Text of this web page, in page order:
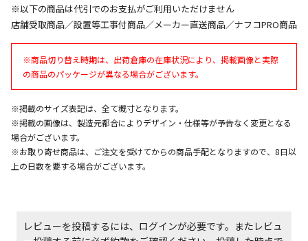
設置工事代金も含まれた商品です
決定となります。
お見積商品です。金額・施工日はお打ち合わせの上、
決定となります。
商品購入個数ごとに送料がかかる商品です
※以下の商品は代引でのお支払がご利用いただけません
店舗受取商品／設置等工事付商品／メーカー直送商品／ナフコPRO商品
※商品切り替え時期は、出荷倉庫の在庫状況により、掲載画像と実際
の商品のパッケージが異なる場合がございます。
※掲載のサイズ表記は、全て概寸となります。
※掲載の画像は、製造元都合によりデザイン・仕様等が予告なく変更となる
場合がございます。
※お取り寄せ商品は、ご注文を受けてからの商品手配となりますので、8日以
上の日数を要する場合がございます。
レビューを投稿するには、ログインが必要です。またレビュ